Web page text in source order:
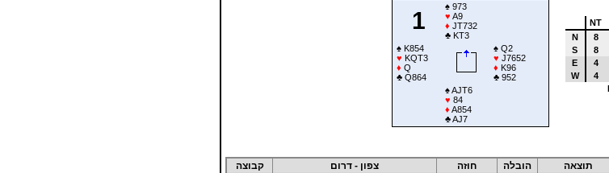
1
♠973
♥ A9
♦ JT732
♣KT3
♠K854
♥ KQT3
♦ Q
♣Q864
♠Q2
♥ J7652
♦ K96
♣952
♠AJT6
♥ 84
♦ A854
♣AJ7
NT
N
8
S
8
E
4
W
4
תוצאה הובלה חוזה צפון - דרום קבוצה